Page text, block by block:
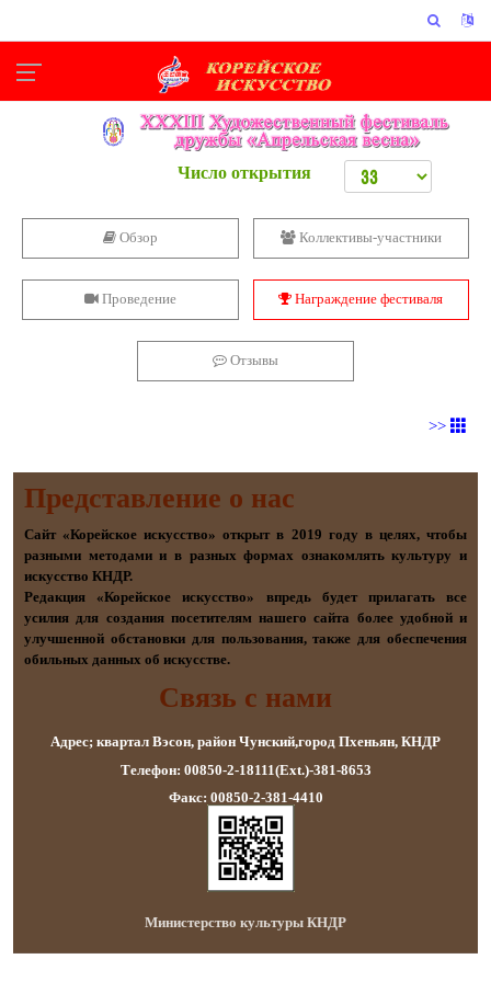
Число открытия
Обзор Коллективы-участники
Проведение Награждение фестиваля
Отзывы
>>
Представление о наc
Сайт «Корейское искусство» открыт в 2019 году в целях, чтобы
разными методами и в разных формах ознакомлять культуру и
искусство КНДР.
Редакция «Корейское искусство» впредь будет прилагать все
усилия для создания посетителям нашего сайта более удобной и
улучшенной обстановки для пользования, также для обеспечения
обильных данных об искусстве.
Связь с нами
Адрес; квартал Вэсон, район Чунский,город Пхеньян, КНДР
Телефон: 00850-2-18111(Ext.)-381-8653
Факс: 00850-2-381-4410
Министерство культуры КНДР